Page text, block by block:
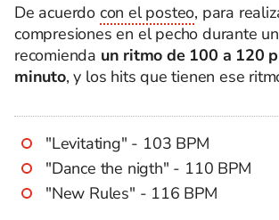
De acuerdo con el posteo, para
compresiones en el pecho durante
recomienda un ritmo de 100 a 120
minuto, y los hits que tienen ese
"Levitating" - 103 BPM
"Dance the nigth" - 110 BPM
"New Rules" - 116 BPM